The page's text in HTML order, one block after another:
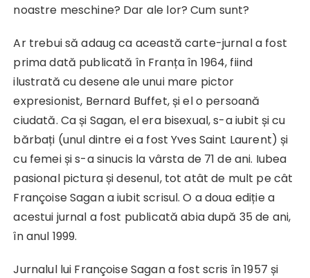
noastre meschine? Dar ale lor? Cum sunt?
Ar trebui să adaug ca această carte-jurnal a fost
prima dată publicată în Franța în 1964, fiind
ilustrată cu desene ale unui mare pictor
expresionist, Bernard Buffet, și el o persoană
ciudată. Ca și Sagan, el era bisexual, s-a iubit și cu
bărbați (unul dintre ei a fost Yves Saint Laurent) și
cu femei și s-a sinucis la vârsta de 71 de ani. Iubea
pasional pictura și desenul, tot atât de mult pe cât
Françoise Sagan a iubit scrisul. O a doua ediție a
acestui jurnal a fost publicată abia după 35 de ani,
în anul 1999.
Jurnalul lui Françoise Sagan a fost scris în 1957 și